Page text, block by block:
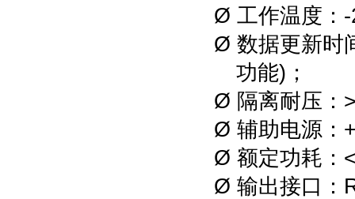
Ø 工作温度：
Ø 数据更新时
功能) ；
Ø 隔离耐压：
Ø 辅助电源：
Ø 额定功耗：
Ø 输出接口：